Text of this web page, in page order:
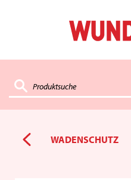
WADENSCHUTZ